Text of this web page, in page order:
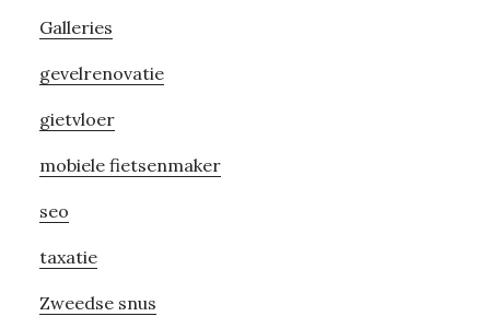
Galleries
gevelrenovatie
gietvloer
mobiele fietsenmaker
seo
taxatie
Zweedse snus